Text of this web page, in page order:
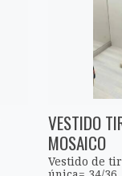
VESTIDO
MOSAICO
Vestido de